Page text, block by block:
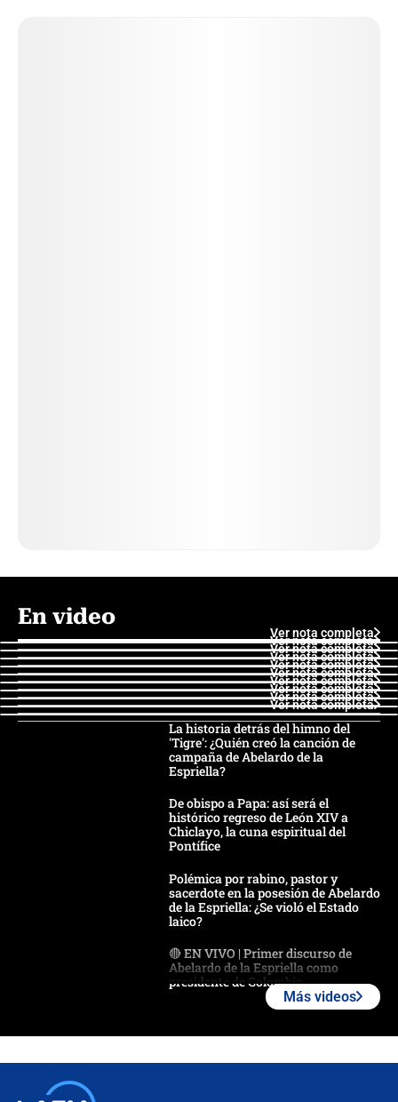
En video
Ver nota completa
Ver nota completa
Ver nota completa
Ver nota completa
Ver nota completa
Ver nota completa
Ver nota completa
Ver nota completa
Ver nota completa
Ver nota completa
La historia detrás del himno del
'Tigre': ¿Quién creó la canción de
campaña de Abelardo de la
Espriella?
De obispo a Papa: así será el
histórico regreso de León XIV a
Chiclayo, la cuna espiritual del
Pontífice
Polémica por rabino, pastor y
sacerdote en la posesión de Abelardo
de la Espriella: ¿Se violó el Estado
laico?
🔴 EN VIVO | Primer discurso de
Abelardo de la Espriella como
presidente de Colombia
Más videos